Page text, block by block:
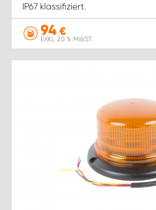
IP67 klassifiziert.
94 €
EXKL. 20 % MWST.